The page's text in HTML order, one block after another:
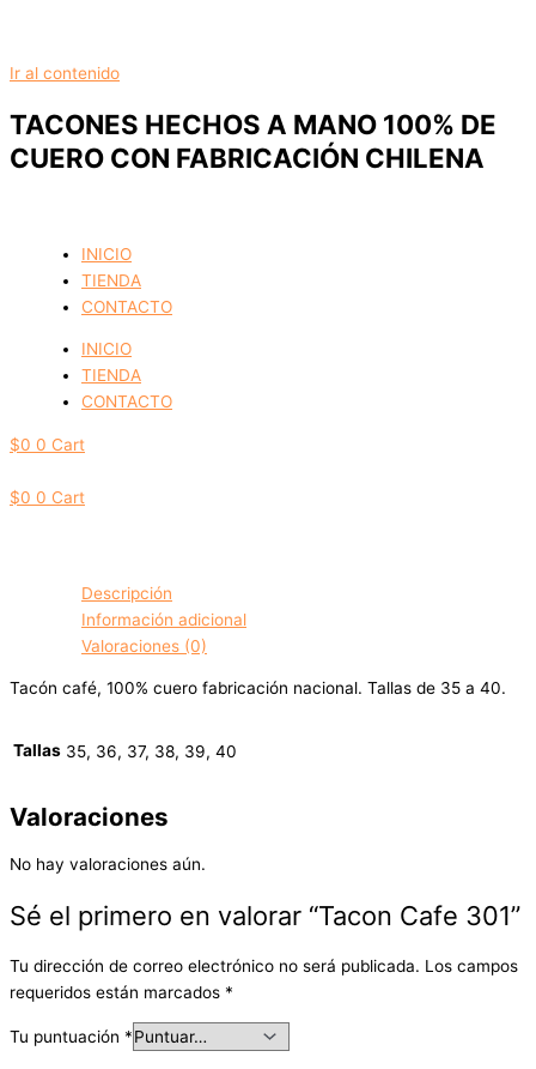
Ir al contenido
TACONES HECHOS A MANO 100% DE
CUERO CON FABRICACIÓN CHILENA
INICIO
TIENDA
CONTACTO
INICIO
TIENDA
CONTACTO
$0 0 Cart
$0 0 Cart
Descripción
Información adicional
Valoraciones (0)
Tacón café, 100% cuero fabricación nacional. Tallas de 35 a 40.
Tallas 35, 36, 37, 38, 39, 40
Valoraciones
No hay valoraciones aún.
Sé el primero en valorar “Tacon Cafe 301”
Tu dirección de correo electrónico no será publicada. Los campos
requeridos están marcados *
Tu puntuación *